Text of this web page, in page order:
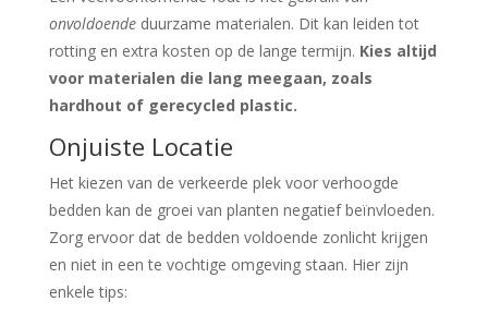
onvoldoendeduurzame materialen. Dit kan leiden tot
rotting en extra kosten op de lange termijn. Kies altijd
voor materialen die lang meegaan, zoals
hardhout of gerecycled plastic.
Onjuiste Locatie
Het kiezen van de verkeerde plek voor verhoogde
bedden kan de groei van planten negatief beïnvloeden.
Zorg ervoor dat de bedden voldoende zonlicht krijgen
en niet in een te vochtige omgeving staan. Hier zijn
enkele tips: